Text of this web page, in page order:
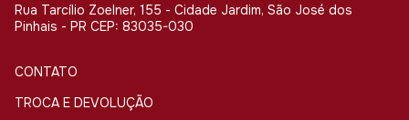
Rua Tarcílio Zoelner, 155 - Cidade Jardim, São José dos
Pinhais - PR CEP: 83035-030
CONTATO
TROCA E DEVOLUÇÃO